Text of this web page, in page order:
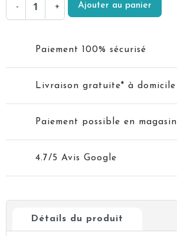
- + Ajouter au panier
Paiement 100% sécurisé
Livraison gratuite* à domicile
Paiement possible en magasin
4.7/5 Avis Google
Détails du produit